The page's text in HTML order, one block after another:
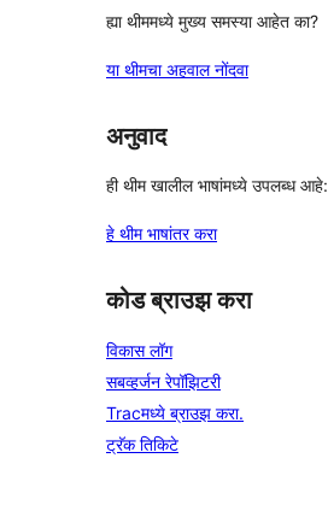
ह्या थीममध्ये मुख्य समस्या आहेत का?
या थीमचा अहवाल नोंदवा
अनुवाद
ही थीम खालील भाषांमध्ये उपलब्ध आहे:
हे थीम भाषांतर करा
कोड ब्राउझ करा
विकास लॉग
सबव्हर्जन रेपॉझिटरी
Tracमध्ये ब्राउझ करा.
ट्रॅक तिकिटे